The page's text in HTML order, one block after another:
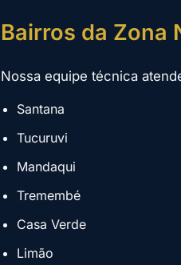
Bairros da Zona
Nossa equipe técnica
Santana
Tucuruvi
Mandaqui
Tremembé
Casa Verde
Limão